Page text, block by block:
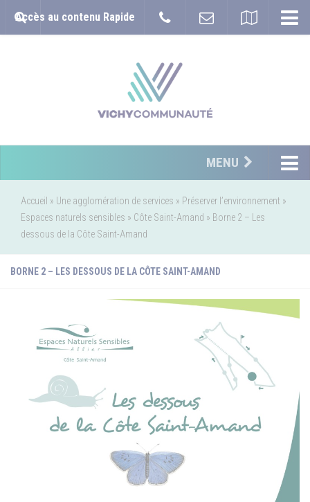
Accès au contenu Rapide
MENU
Accueil » Une agglomération de services » Préserver l’environnement »
Espaces naturels sensibles » Côte Saint-Amand » Borne 2 – Les
dessous de la Côte Saint-Amand
BORNE 2 – LES DESSOUS DE LA CÔTE SAINT-AMAND